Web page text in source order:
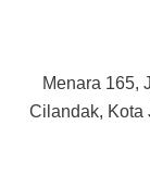
Menara 165,
Cilandak, Kota